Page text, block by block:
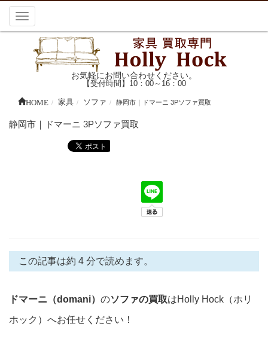
お気軽にお問い合わせください。
【受付時間】10：00～16：00
Toggle
navigation
HOME 家具 ソファ 静岡市｜ドマーニ 3Pソファ買取
静岡市｜ドマーニ 3Pソファ買取
この記事は約 4 分で読めます。
ドマーニ（domani） のソファの買取はHolly Hock（ホリ
ホック）へお任せください！